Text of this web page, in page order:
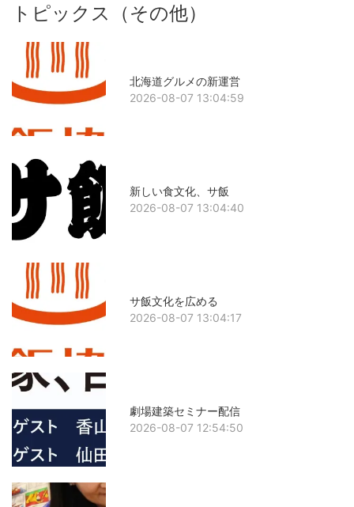
トピックス（その他）
北海道グルメの新運営
2026-08-07 13:04:59
新しい食文化、サ飯
2026-08-07 13:04:40
サ飯文化を広める
2026-08-07 13:04:17
劇場建築セミナー配信
2026-08-07 12:54:50